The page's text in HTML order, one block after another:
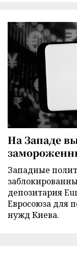
На Западе
Западные
депозитария
Евросоюза для
нужд Киева.